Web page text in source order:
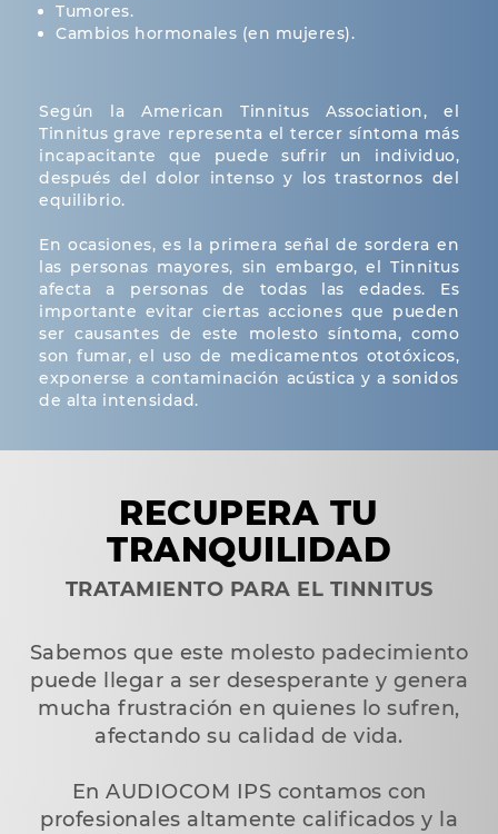
Tumores.
Cambios hormonales (en mujeres).
Según la American Tinnitus Association, el
Tinnitus grave representa el tercer síntoma más
incapacitante que puede sufrir un individuo,
después del dolor intenso y los trastornos del
equilibrio.
En ocasiones, es la primera señal de sordera en
las personas mayores, sin embargo, el Tinnitus
afecta a personas de todas las edades. Es
importante evitar ciertas acciones que pueden
ser causantes de este molesto síntoma, como
son fumar, el uso de medicamentos ototóxicos,
exponerse a contaminación acústica y a sonidos
de alta intensidad.
RECUPERA TU
TRANQUILIDAD
TRATAMIENTO PARA EL TINNITUS
Sabemos que este molesto padecimiento
puede llegar a ser desesperante y genera
mucha frustración en quienes lo sufren,
afectando su calidad de vida.
En AUDIOCOM IPS contamos con
profesionales altamente calificados y la